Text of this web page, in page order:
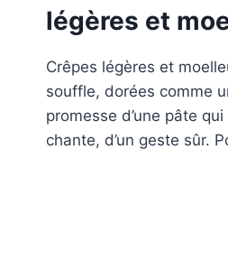
légères et
Crêpes légères et
souffle, dorées comme
promesse d’une pâte
chante, d’un geste sûr.